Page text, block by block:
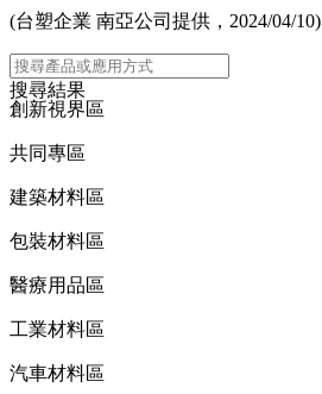
(台塑企業 南亞公司提供，2024/04/10)
搜尋結果
主選單
創新視界區
共同專區
建築材料區
包裝材料區
醫療用品區
工業材料區
汽車材料區